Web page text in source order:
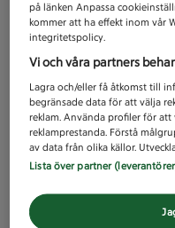
på länken Anpassa
kommer att ha effekt inom vår
integritetspolicy.
Vi och våra partners
Lagra och/eller få åtkomst till
begränsade data för att välja
reklam. Använda profiler för att
reklamprestanda. Förstå
av data från olika källor.
Lista över partner